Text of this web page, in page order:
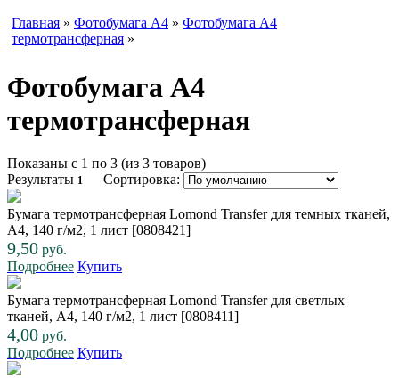
Главная » Фотобумага A4 » Фотобумага A4
термотрансферная »
Фотобумага A4
термотрансферная
Показаны с 1 по 3 (из 3 товаров)
Результаты 1 Сортировка:
Бумага термотрансферная Lomond Transfer для темных тканей,
A4, 140 г/м2, 1 лист [0808421]
9,50 руб.
Подробнее Купить
Бумага термотрансферная Lomond Transfer для светлых
тканей, A4, 140 г/м2, 1 лист [0808411]
4,00 руб.
Подробнее Купить